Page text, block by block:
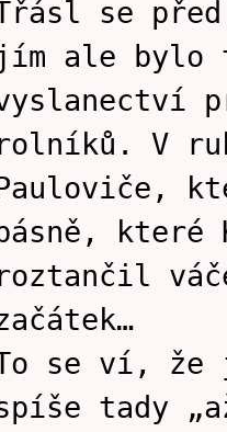
se
ale bylo
V
básně, které
se ví, že
tady